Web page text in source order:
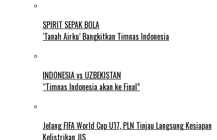
SPIRIT SEPAK BOLA
‘Tanah Airku’ Bangkitkan Timnas Indonesia
INDONESIA vs UZBEKISTAN
“Timnas Indonesia akan ke Final”
Jelang FIFA World Cup U17, PLN Tinjau Langsung Kesiapan
Kelistrikan JIS